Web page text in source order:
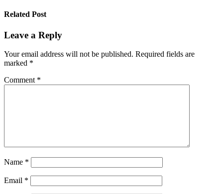
Related Post
Leave a Reply
Your email address will not be published. Required fields are
marked *
Comment *
Name *
Email *